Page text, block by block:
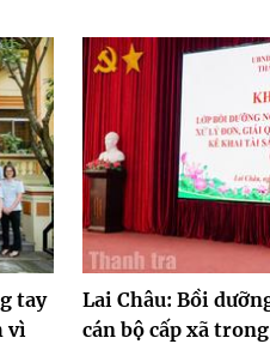
tay
vì
Lai Châu: Bồi
cán bộ cấp xã